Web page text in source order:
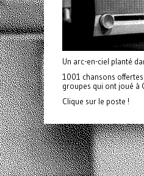
Un arc-en-ciel planté
1001 chansons
groupes qui ont joué à
Clique sur le poste !